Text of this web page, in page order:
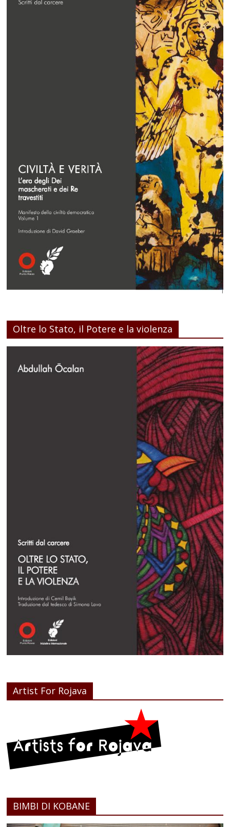
Oltre lo Stato, il Potere e la violenza
Artist For Rojava
BIMBI DI KOBANE